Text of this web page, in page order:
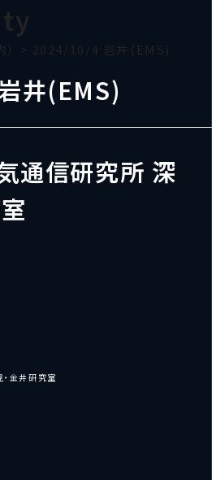
> 2024/10/4 岩井(EMS)
井(EMS)
通信研究所 深
金井研究室